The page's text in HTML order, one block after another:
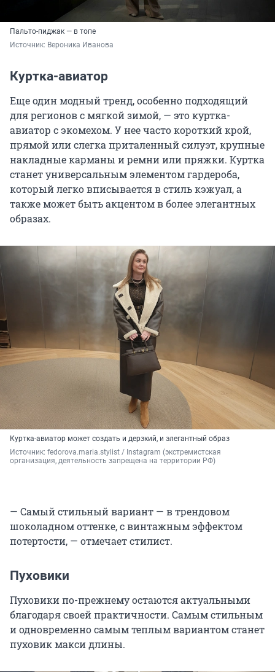
Пальто-пиджак — в топе
Источник: Вероника Иванова
Куртка-авиатор
Еще один модный тренд, особенно подходящий
для регионов с мягкой зимой, — это куртка-
авиатор с экомехом. У нее часто короткий крой,
прямой или слегка приталенный силуэт, крупные
накладные карманы и ремни или пряжки. Куртка
станет универсальным элементом гардероба,
который легко вписывается в стиль кэжуал, а
также может быть акцентом в более элегантных
образах.
Куртка-авиатор может создать и дерзкий, и элегантный образ
Источник: fedorova.maria.stylist / Instagram (экстремистская
организация, деятельность запрещена на территории РФ)
— Самый стильный вариант — в трендовом
шоколадном оттенке, с винтажным эффектом
потертости, — отмечает стилист.
Пуховики
Пуховики по-прежнему остаются актуальными
благодаря своей практичности. Самым стильным
и одновременно самым теплым вариантом станет
пуховик макси длины.